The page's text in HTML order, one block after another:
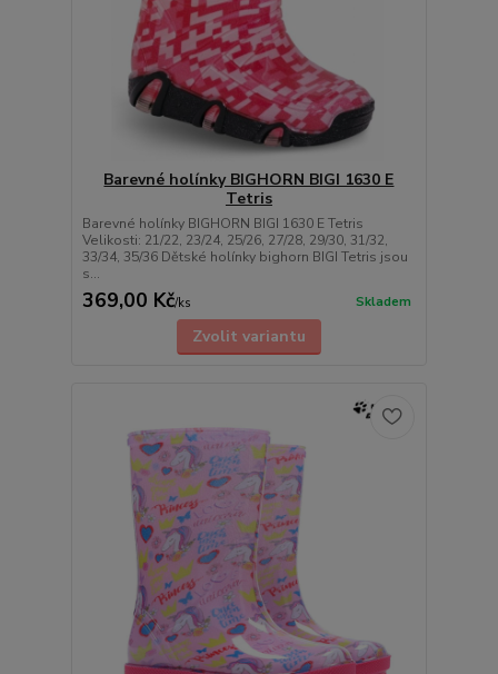
Barevné holínky BIGHORN BIGI 1630 E
Tetris
Barevné holínky BIGHORN BIGI 1630 E Tetris
Velikosti: 21/22, 23/24, 25/26, 27/28, 29/30, 31/32,
33/34, 35/36 Dětské holínky bighorn BIGI Tetris jsou
s...
369,00 Kč/ks Skladem
Zvolit variantu